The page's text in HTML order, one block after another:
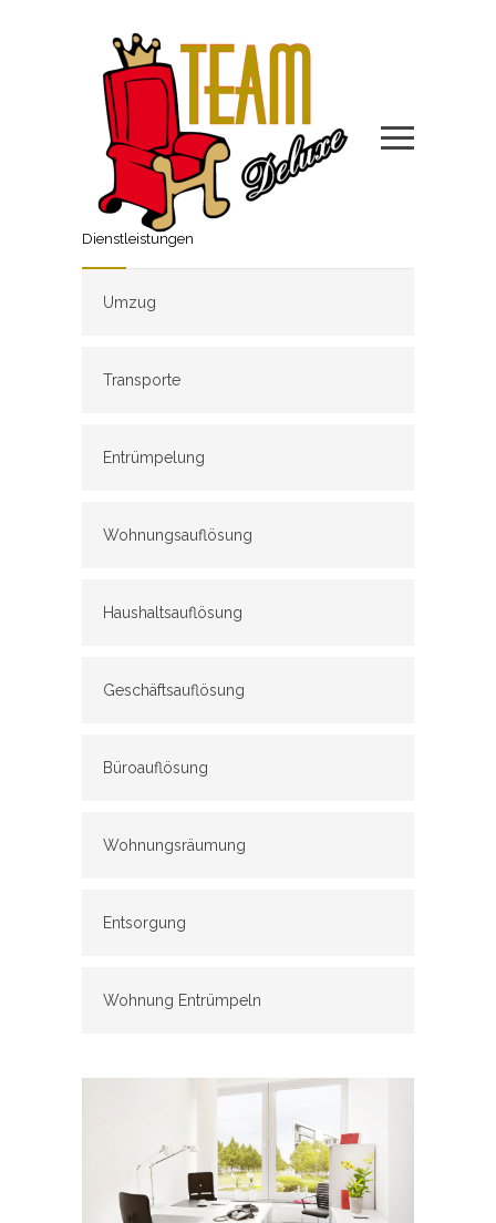
Dienstleistungen
Umzug
Transporte
Entrümpelung
Wohnungsauflösung
Haushaltsauflösung
Geschäftsauflösung
Büroauflösung
Wohnungsräumung
Entsorgung
Wohnung Entrümpeln